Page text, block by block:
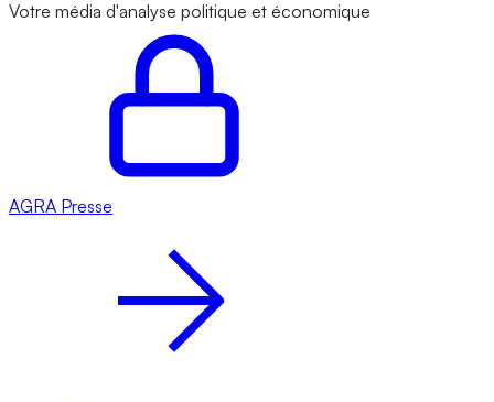
Votre média d'analyse politique et économique
AGRA Presse